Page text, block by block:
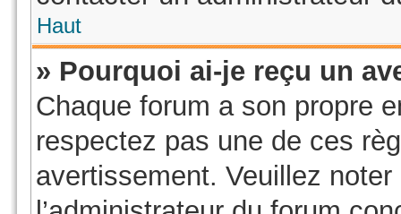
Haut
» Pourquoi ai-je reçu un
Chaque forum a son propre
respectez pas une de ces
avertissement. Veuillez noter